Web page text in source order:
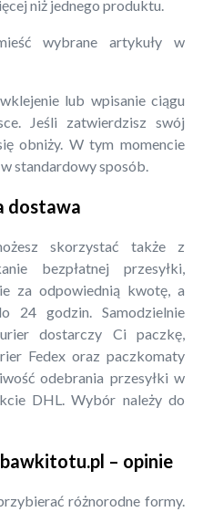
niż jednego produktu.
wybrane artykuły w
lub wpisanie ciągu
Jeśli zatwierdzisz swój
obniży. W tym momencie
standardowy sposób.
dostawa
skorzystać także z
bezpłatnej przesyłki,
za odpowiednią kwotę, a
24 godzin. Samodzielnie
dostarczy Ci paczkę,
Fedex oraz paczkomaty
odebrania przesyłki w
DHL. Wybór należy do
– opinie
różnorodne formy.